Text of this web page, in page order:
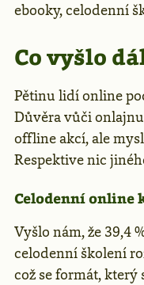
ebooky, celodenní
Co vyšlo
Pětinu lidí online
Důvěra vůči
offline akcí, ale
Respektive nic
Celodenní online
Vyšlo nám, že 39,4
celodenní školení
což se formát, který